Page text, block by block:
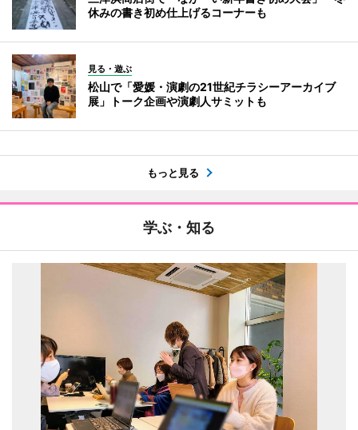
休みの書き初め仕上げるコーナーも
見る・遊ぶ
松山で「愛媛・演劇の21世紀チラシーアーカイブ
展」トーク企画や演劇人サミットも
もっと見る
学ぶ・知る